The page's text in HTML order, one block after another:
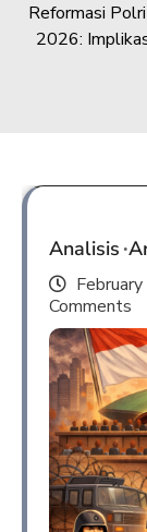
Reformasi
2026:
Analisis
Comments